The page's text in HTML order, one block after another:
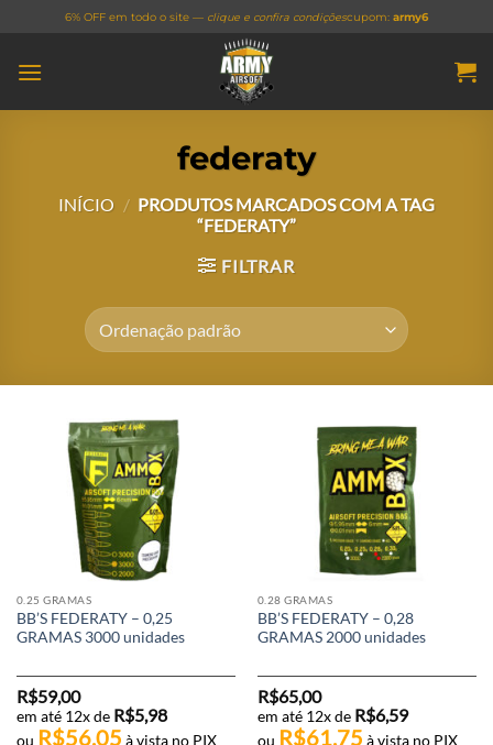
content
6% OFF em todo o site — clique e confira condiçõescupom: army6
federaty
INÍCIO / PRODUTOS MARCADOS COM A TAG
“FEDERATY”
FILTRAR
0.25 GRAMAS
BB’S FEDERATY – 0,25
GRAMAS 3000 unidades
R$59,00
em até 12x de R$5,98
ou R$56,05 à vista no PIX
0.28 GRAMAS
BB’S FEDERATY – 0,28
GRAMAS 2000 unidades
R$65,00
em até 12x de R$6,59
ou R$61,75 à vista no PIX